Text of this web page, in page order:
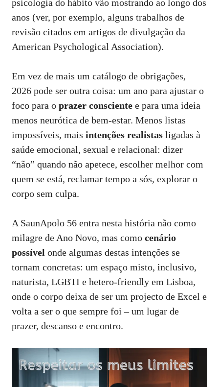
psicologia do hábito vão mostrando ao longo dos
anos (ver, por exemplo, alguns trabalhos de
revisão citados em artigos de divulgação da
American Psychological Association).
Em vez de mais um catálogo de obrigações,
2026 pode ser outra coisa: um ano para ajustar o
foco para o prazer consciente e para uma ideia
menos neurótica de bem‑estar. Menos listas
impossíveis, mais intenções realistas ligadas à
saúde emocional, sexual e relacional: dizer
“não” quando não apetece, escolher melhor com
quem se está, reclamar tempo a sós, explorar o
corpo sem culpa.
A SaunApolo 56 entra nesta história não como
milagre de Ano Novo, mas como cenário
possível onde algumas destas intenções se
tornam concretas: um espaço misto, inclusivo,
naturista, LGBTI e hetero‑friendly em Lisboa,
onde o corpo deixa de ser um projecto de Excel e
volta a ser o que sempre foi – um lugar de
prazer, descanso e encontro.